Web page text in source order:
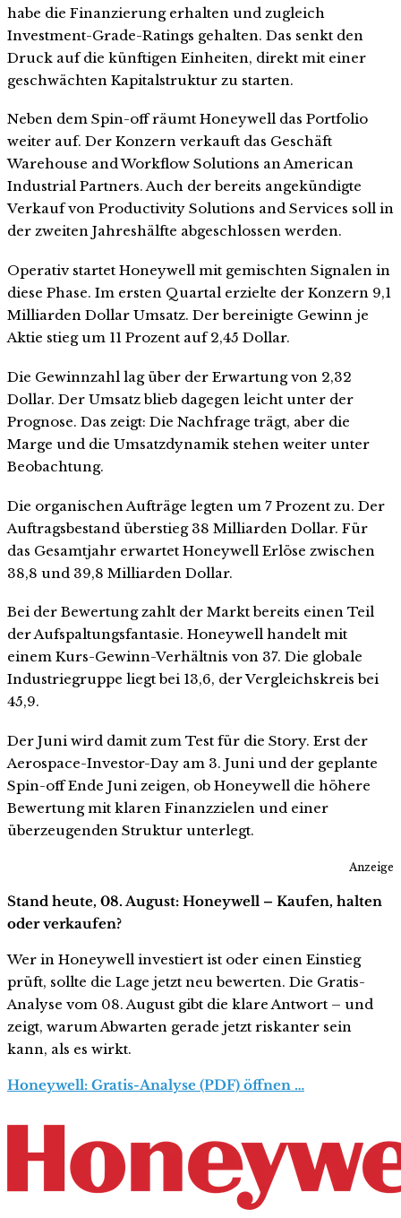
habe die Finanzierung erhalten und zugleich
Investment-Grade-Ratings gehalten. Das senkt den
Druck auf die künftigen Einheiten, direkt mit einer
geschwächten Kapitalstruktur zu starten.
Neben dem Spin-off räumt Honeywell das Portfolio
weiter auf. Der Konzern verkauft das Geschäft
Warehouse and Workflow Solutions an American
Industrial Partners. Auch der bereits angekündigte
Verkauf von Productivity Solutions and Services soll in
der zweiten Jahreshälfte abgeschlossen werden.
Operativ startet Honeywell mit gemischten Signalen in
diese Phase. Im ersten Quartal erzielte der Konzern 9,1
Milliarden Dollar Umsatz. Der bereinigte Gewinn je
Aktie stieg um 11 Prozent auf 2,45 Dollar.
Die Gewinnzahl lag über der Erwartung von 2,32
Dollar. Der Umsatz blieb dagegen leicht unter der
Prognose. Das zeigt: Die Nachfrage trägt, aber die
Marge und die Umsatzdynamik stehen weiter unter
Beobachtung.
Die organischen Aufträge legten um 7 Prozent zu. Der
Auftragsbestand überstieg 38 Milliarden Dollar. Für
das Gesamtjahr erwartet Honeywell Erlöse zwischen
38,8 und 39,8 Milliarden Dollar.
Bei der Bewertung zahlt der Markt bereits einen Teil
der Aufspaltungsfantasie. Honeywell handelt mit
einem Kurs-Gewinn-Verhältnis von 37. Die globale
Industriegruppe liegt bei 13,6, der Vergleichskreis bei
45,9.
Der Juni wird damit zum Test für die Story. Erst der
Aerospace-Investor-Day am 3. Juni und der geplante
Spin-off Ende Juni zeigen, ob Honeywell die höhere
Bewertung mit klaren Finanzzielen und einer
überzeugenden Struktur unterlegt.
Anzeige
Stand heute, 08. August: Honeywell – Kaufen, halten
oder verkaufen?
Wer in Honeywell investiert ist oder einen Einstieg
prüft, sollte die Lage jetzt neu bewerten. Die Gratis-
Analyse vom 08. August gibt die klare Antwort – und
zeigt, warum Abwarten gerade jetzt riskanter sein
kann, als es wirkt.
Honeywell: Gratis-Analyse (PDF) öffnen …